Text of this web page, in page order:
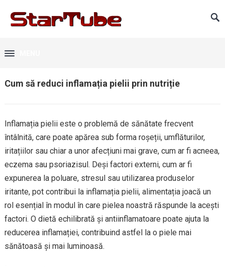
Cum să reduci inflamația pielii prin nutriție
Inflamația pielii este o problemă de sănătate frecvent
întâlnită, care poate apărea sub forma roșeții, umflăturilor,
iritațiilor sau chiar a unor afecțiuni mai grave, cum ar fi acneea,
eczema sau psoriazisul. Deși factori externi, cum ar fi
expunerea la poluare, stresul sau utilizarea produselor
iritante, pot contribui la inflamația pielii, alimentația joacă un
rol esențial în modul în care pielea noastră răspunde la acești
factori. O dietă echilibrată și antiinflamatoare poate ajuta la
reducerea inflamației, contribuind astfel la o piele mai
sănătoasă și mai luminoasă.